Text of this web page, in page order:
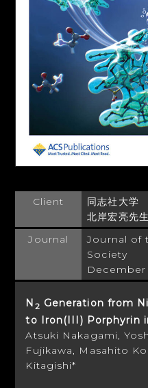
Client
同志社大学
北岸宏亮先生
Journal
Journal of
Society
December
N 2 Generation from
to Iron(III) Porphyrin
Atsuki Nakagami,
Fujikawa, Masahito
Kitagishi*